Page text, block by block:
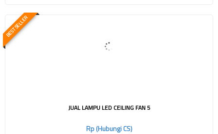
BEST SELLER
JUAL LAMPU LED CEILING FAN 5
Rp (Hubungi CS)